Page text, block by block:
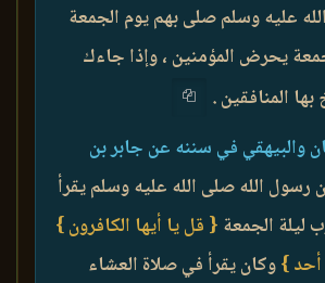
عليه وسلم صلى بهم يوم الجمعة
يحرض المؤمنين ، وإذا جاءك
المنافقين .
والبيهقي في سننه عن جابر بن
رسول الله صلى الله عليه وسلم يقرأ
ليلة الجمعة { قل يا أيها الكافرون }
أحد }وكان يقرأ في صلاة العشاء